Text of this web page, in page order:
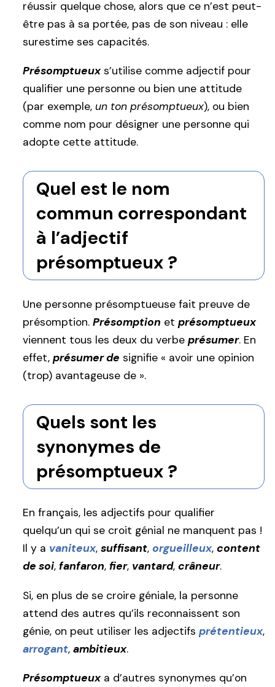
réussir quelque chose, alors que ce n’est peut-
être pas à sa portée, pas de son niveau : elle
surestime ses capacités.
Présomptueuxs’utilise comme adjectif pour
qualifier une personne ou bien une attitude
(par exemple, un ton présomptueux), ou bien
comme nom pour désigner une personne qui
adopte cette attitude.
Quel est le nom
commun correspondant
à l’adjectif
présomptueux ?
Une personne présomptueuse fait preuve de
présomption. Présomption et présomptueux
viennent tous les deux du verbe présumer. En
effet, présumer de signifie « avoir une opinion
(trop) avantageuse de ».
Quels sont les
synonymes de
présomptueux ?
En français, les adjectifs pour qualifier
quelqu’un qui se croit génial ne manquent pas !
Il y a vaniteux, suffisant, orgueilleux, content
de soi, fanfaron, fier, vantard, crâneur.
Si, en plus de se croire géniale, la personne
attend des autres qu’ils reconnaissent son
génie, on peut utiliser les adjectifs prétentieux,
arrogant, ambitieux.
Présomptueuxa d’autres synonymes qu’on